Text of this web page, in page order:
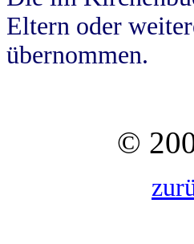
Eltern oder
übernommen.
©